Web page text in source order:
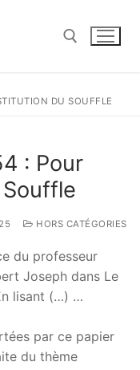
Rechercher :
DU SOUFFLE
: Pour
HORS CATÉGORIES
du professeur
Joseph dans Le
lisant (…) …
par ce papier
du thème